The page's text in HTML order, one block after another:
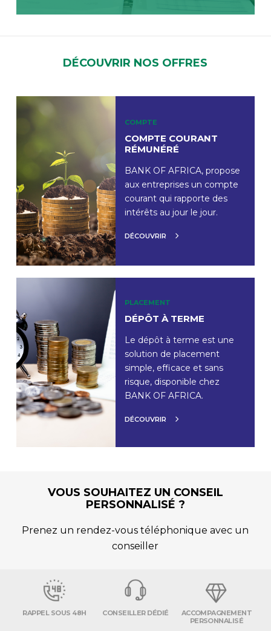
DÉCOUVRIR NOS OFFRES
COMPTE
COMPTE COURANT
RÉMUNÉRÉ
BANK OF AFRICA, propose
aux entreprises un compte
courant qui rapporte des
intérêts au jour le jour.
DÉCOUVRIR
PLACEMENT
DÉPÔT À TERME
Le dépôt à terme est une
solution de placement
simple, efficace et sans
risque, disponible chez
BANK OF AFRICA.
DÉCOUVRIR
VOUS SOUHAITEZ UN CONSEIL
PERSONNALISÉ ?
Prenez un rendez-vous téléphonique avec un
conseiller
RAPPEL SOUS 48H CONSEILLER DÉDIÉ
ACCOMPAGNEMENT
PERSONNALISÉ